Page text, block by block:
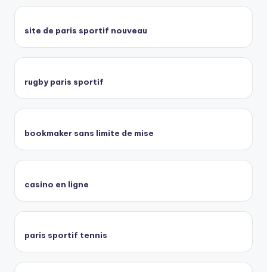
site de paris sportif nouveau
rugby paris sportif
bookmaker sans limite de mise
casino en ligne
paris sportif tennis